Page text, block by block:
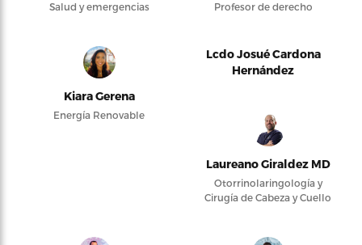
Salud y emergencias Profesor de derecho
Kiara Gerena
Energía Renovable
Lcdo Josué Cardona
Hernández
Laureano Giraldez MD
Otorrinolaringología y
Cirugía de Cabeza y Cuello